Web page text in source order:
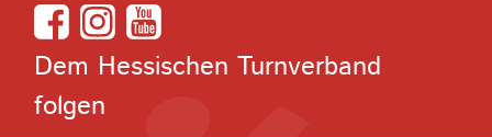
Dem Hessischen Turnverband
folgen